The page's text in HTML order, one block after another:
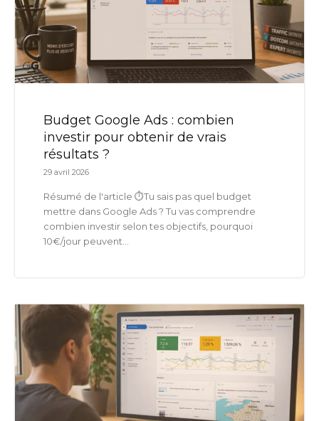
Budget Google Ads : combien
investir pour obtenir de vrais
résultats ?
29 avril 2026
Résumé de l'article ⏱️Tu sais pas quel budget
mettre dans Google Ads ? Tu vas comprendre
combien investir selon tes objectifs, pourquoi
10€/jour peuvent...